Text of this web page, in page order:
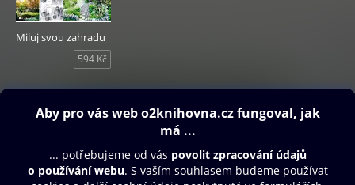
Miluj svou zahradu
594 Kč
Obsah ke stažení
Další zábava